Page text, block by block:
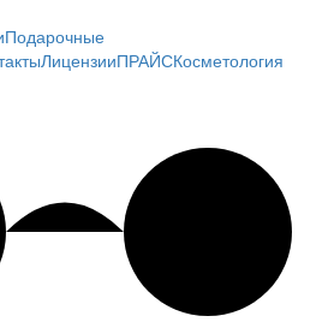
Подарочные
ЛицензииПРАЙСКосметология